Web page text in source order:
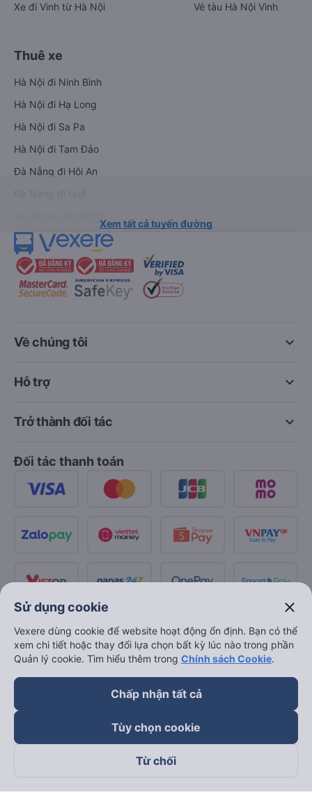
Xe đi Vinh từ Hà Nội
Vé tàu Hà Nội Vinh
Thuê xe
Hà Nội đi Ninh Bình
Hà Nội đi Hạ Long
Hà Nội đi Sa Pa
Hà Nội đi Tam Đảo
Đà Nẵng đi Hội An
Xem tất cả tuyến đường
keyboard_arrow_down
Về chúng tôi
keyboard_arrow_down
Hỗ trợ
keyboard_arrow_down
Trở thành đối tác
Đối tác thanh toán
Sử dụng cookie close
Vexere dùng cookie để website hoạt động ổn định. Bạn có thể
xem chi tiết hoặc thay đổi lựa chọn bất kỳ lúc nào trong phần
Quản lý cookie. Tìm hiểu thêm trong Chính sách Cookie.
Chấp nhận tất cả
Tùy chọn cookie
Từ chối